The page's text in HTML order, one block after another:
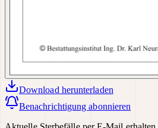
Download herunterladen
Benachrichtigung abonnieren